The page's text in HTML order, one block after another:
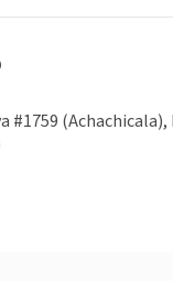
#1759 (Achachicala),